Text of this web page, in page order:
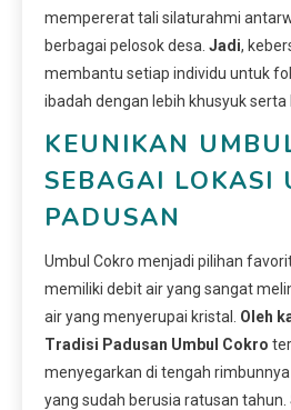
mempererat tali silaturahmi
berbagai pelosok desa. Jadi,
membantu setiap individu untuk
ibadah dengan lebih khusyuk serta
KEUNIKAN
SEBAGAI LOKASI
PADUSAN
Umbul Cokro menjadi pilihan
memiliki debit air yang sangat
air yang menyerupai kristal. Oleh
Tradisi Padusan Umbul Cokro
menyegarkan di tengah
yang sudah berusia ratusan tahun.